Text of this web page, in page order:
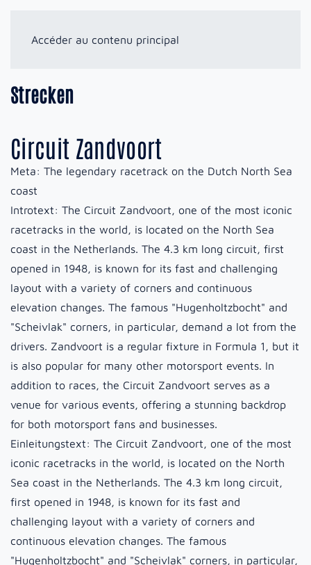
Accéder au contenu principal
Strecken
Circuit Zandvoort
Meta: The legendary racetrack on the Dutch North Sea
coast
Introtext: The Circuit Zandvoort, one of the most iconic
racetracks in the world, is located on the North Sea
coast in the Netherlands. The 4.3 km long circuit, first
opened in 1948, is known for its fast and challenging
layout with a variety of corners and continuous
elevation changes. The famous "Hugenholtzbocht" and
"Scheivlak" corners, in particular, demand a lot from the
drivers. Zandvoort is a regular fixture in Formula 1, but it
is also popular for many other motorsport events. In
addition to races, the Circuit Zandvoort serves as a
venue for various events, offering a stunning backdrop
for both motorsport fans and businesses.
Einleitungstext: The Circuit Zandvoort, one of the most
iconic racetracks in the world, is located on the North
Sea coast in the Netherlands. The 4.3 km long circuit,
first opened in 1948, is known for its fast and
challenging layout with a variety of corners and
continuous elevation changes. The famous
"Hugenholtzbocht" and "Scheivlak" corners, in particular,